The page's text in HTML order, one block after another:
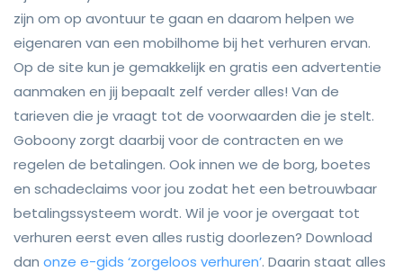
zijn om op avontuur te gaan en daarom helpen we
eigenaren van een mobilhome bij het verhuren ervan.
Op de site kun je gemakkelijk en gratis een advertentie
aanmaken en jij bepaalt zelf verder alles! Van de
tarieven die je vraagt tot de voorwaarden die je stelt.
Goboony zorgt daarbij voor de contracten en we
regelen de betalingen. Ook innen we de borg, boetes
en schadeclaims voor jou zodat het een betrouwbaar
betalingssysteem wordt. Wil je voor je overgaat tot
verhuren eerst even alles rustig doorlezen? Download
dan onze e-gids ‘zorgeloos verhuren’. Daarin staat alles